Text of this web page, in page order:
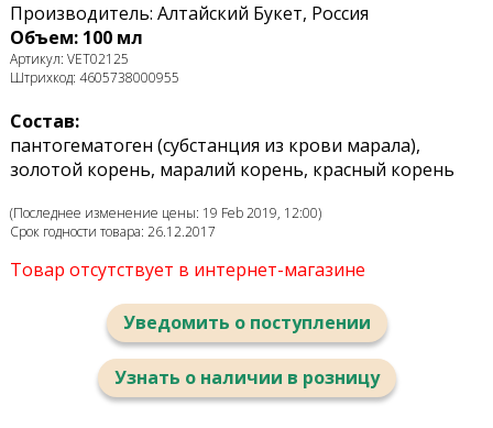
Производитель: Алтайский Букет, Россия
Объем: 100 мл
Артикул: VET02125
Штрихкод: 4605738000955
Состав:
пантогематоген (субстанция из крови марала),
золотой корень, маралий корень, красный корень
(Последнее изменение цены: 19 Feb 2019, 12:00)
Срок годности товара: 26.12.2017
Товар отсутствует в интернет-магазине
Уведомить о поступлении
Узнать о наличии в розницу